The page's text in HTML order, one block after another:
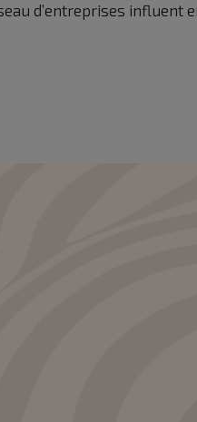
d’entreprises influent